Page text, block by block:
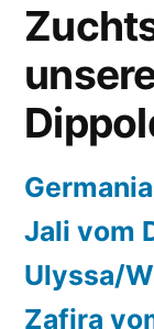
Jali vom
Ulyssa/
Zafira